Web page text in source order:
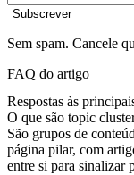
Subscrever
Sem spam. Cancele
FAQ do artigo
Respostas às
O que são topic
São grupos de
página pilar, com
entre si para sinalizar